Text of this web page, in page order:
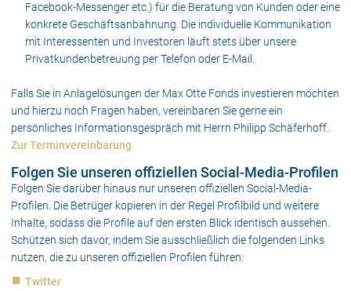
Facebook-Messenger etc.) für die Beratung von Kunden oder eine
konkrete Geschäftsanbahnung. Die individuelle Kommunikation
mit Interessenten und Investoren läuft stets über unsere
Privatkundenbetreuung per Telefon oder E-Mail.
Falls Sie in Anlagelösungen der Max Otte Fonds investieren möchten
und hierzu noch Fragen haben, vereinbaren Sie gerne ein
persönliches Informationsgespräch mit Herrn Philipp Schäferhoff.
Zur Terminvereinbarung
Folgen Sie unseren offiziellen Social-Media-Profilen
Folgen Sie darüber hinaus nur unseren offiziellen Social-Media-
Profilen. Die Betrüger kopieren in der Regel Profilbild und weitere
Inhalte, sodass die Profile auf den ersten Blick identisch aussehen.
Schützen sich davor, indem Sie ausschließlich die folgenden Links
nutzen, die zu unseren offiziellen Profilen führen:
Twitter